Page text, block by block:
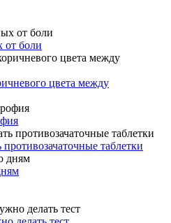
от боли
цвета между
таблетки